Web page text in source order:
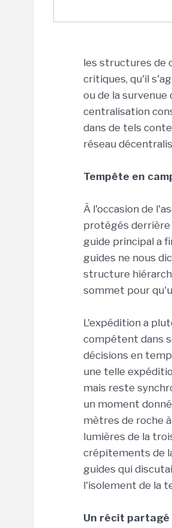
les structures de
critiques, qu'il
ou de la
centralisation
dans de tels
réseau
Tempête en
À l'occasion de
protégés
guide principal a
guides ne nous
structure
sommet pour
L'expédition a
compétent dans
décisions en
une telle
mais reste
un moment
mètres de roche
lumières de la
crépitements de
guides qui
l'isolement de la
Un récit partagé